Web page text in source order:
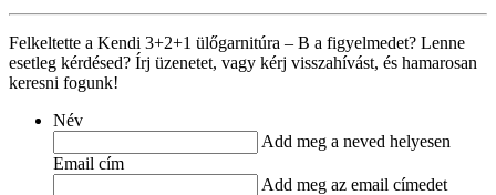
Felkeltette a Kendi 3+2+1 ülőgarnitúra – B a figyelmedet? Lenne
esetleg kérdésed? Írj üzenetet, vagy kérj visszahívást, és hamarosan
keresni fogunk!
Név
Add meg a neved helyesen
Email cím
Add meg az email címedet